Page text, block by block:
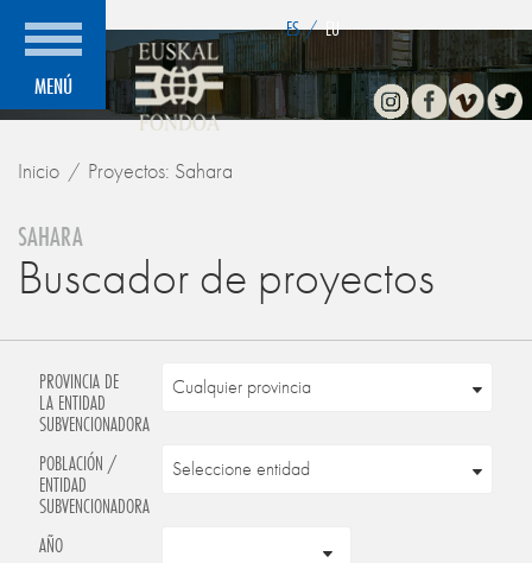
MENÚ
ES / EU
InstagramFacebook
Vimeo
Inicio Proyectos: Sahara
SAHARA
Buscador de proyectos
PROVINCIA DE
LA ENTIDAD
SUBVENCIONADORA
POBLACIÓN /
ENTIDAD
SUBVENCIONADORA
AÑO